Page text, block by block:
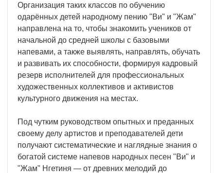
Организация таких классов по обучению
одарённых детей народному пению "Ви" и "Жам"
направлена на то, чтобы знакомить учеников от
начальной до средней школы с базовыми
напевами, а также выявлять, направлять, обучать
и развивать их способности, формируя кадровый
резерв исполнителей для профессиональных
художественных коллективов и активистов
культурного движения на местах.
Под чутким руководством опытных и преданных
своему делу артистов и преподавателей дети
получают систематические и наглядные знания о
богатой системе напевов народных песен "Ви" и
"Жам" Нгетиня — от древних мелодий до